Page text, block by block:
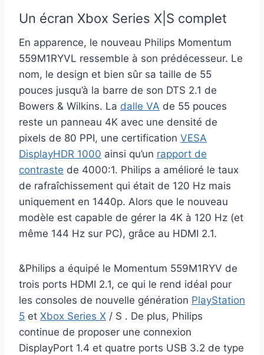
Un écran Xbox Series X|S complet
En apparence, le nouveau Philips Momentum
559M1RYVL ressemble à son prédécesseur. Le
nom, le design et bien sûr sa taille de 55
pouces jusqu’à la barre de son DTS 2.1 de
Bowers & Wilkins. La dalle VA de 55 pouces
reste un panneau 4K avec une densité de
pixels de 80 PPI, une certification VESA
DisplayHDR 1000 ainsi qu’un rapport de
contraste de 4000:1. Philips a amélioré le taux
de rafraîchissement qui était de 120 Hz mais
uniquement en 1440p. Alors que le nouveau
modèle est capable de gérer la 4K à 120 Hz (et
même 144 Hz sur PC), grâce au HDMI 2.1.
&Philips a équipé le Momentum 559M1RYV de
trois ports HDMI 2.1, ce qui le rend idéal pour
les consoles de nouvelle génération PlayStation
5 et Xbox Series X / S . De plus, Philips
continue de proposer une connexion
DisplayPort 1.4 et quatre ports USB 3.2 de type